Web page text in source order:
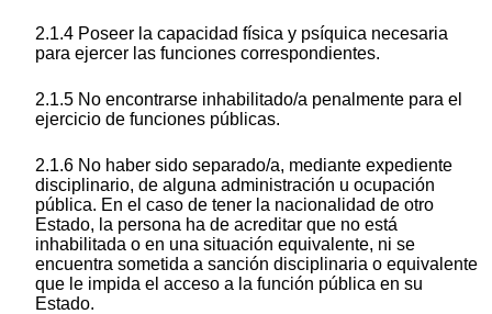
2.1.4 Poseer la capacidad física y psíquica necesaria
para ejercer las funciones correspondientes.
2.1.5 No encontrarse inhabilitado/a penalmente para el
ejercicio de funciones públicas.
2.1.6 No haber sido separado/a, mediante expediente
disciplinario, de alguna administración u ocupación
pública. En el caso de tener la nacionalidad de otro
Estado, la persona ha de acreditar que no está
inhabilitada o en una situación equivalente, ni se
encuentra sometida a sanción disciplinaria o equivalente
que le impida el acceso a la función pública en su
Estado.